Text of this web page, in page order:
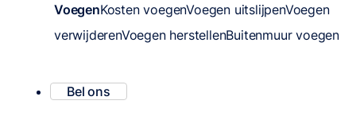
VoegenKosten voegenVoegen uitslijpenVoegen
verwijderenVoegen herstellenBuitenmuur voegen
Bel ons